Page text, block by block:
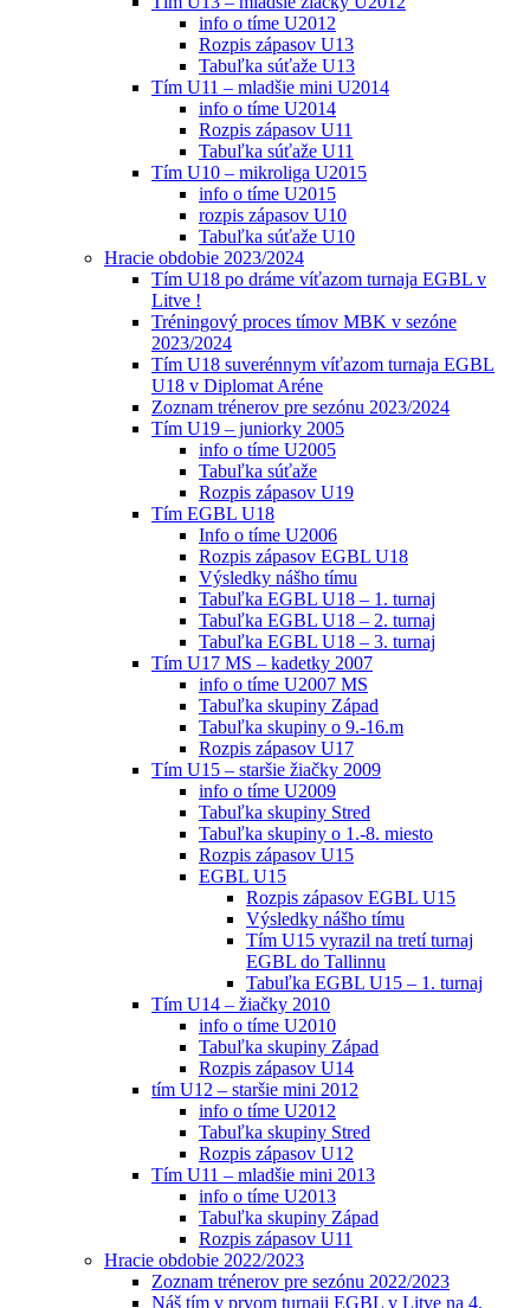
info o tíme U2012
Rozpis zápasov U13
Tabuľka súťaže U13
Tím U11 – mladšie mini U2014
info o tíme U2014
Rozpis zápasov U11
Tabuľka súťaže U11
Tím U10 – mikroliga U2015
info o tíme U2015
rozpis zápasov U10
Tabuľka súťaže U10
Hracie obdobie 2023/2024
Tím U18 po dráme víťazom turnaja EGBL v
Litve !
Tréningový proces tímov MBK v sezóne
2023/2024
Tím U18 suverénnym víťazom turnaja EGBL
U18 v Diplomat Aréne
Zoznam trénerov pre sezónu 2023/2024
Tím U19 – juniorky 2005
info o tíme U2005
Tabuľka súťaže
Rozpis zápasov U19
Tím EGBL U18
Info o tíme U2006
Rozpis zápasov EGBL U18
Výsledky nášho tímu
Tabuľka EGBL U18 – 1. turnaj
Tabuľka EGBL U18 – 2. turnaj
Tabuľka EGBL U18 – 3. turnaj
Tím U17 MS – kadetky 2007
info o tíme U2007 MS
Tabuľka skupiny Západ
Tabuľka skupiny o 9.-16.m
Rozpis zápasov U17
Tím U15 – staršie žiačky 2009
info o tíme U2009
Tabuľka skupiny Stred
Tabuľka skupiny o 1.-8. miesto
Rozpis zápasov U15
EGBL U15
Rozpis zápasov EGBL U15
Výsledky nášho tímu
Tím U15 vyrazil na tretí turnaj
EGBL do Tallinnu
Tabuľka EGBL U15 – 1. turnaj
Tím U14 – žiačky 2010
info o tíme U2010
Tabuľka skupiny Západ
Rozpis zápasov U14
tím U12 – staršie mini 2012
info o tíme U2012
Tabuľka skupiny Stred
Rozpis zápasov U12
Tím U11 – mladšie mini 2013
info o tíme U2013
Tabuľka skupiny Západ
Rozpis zápasov U11
Hracie obdobie 2022/2023
Zoznam trénerov pre sezónu 2022/2023
Náš tím v prvom turnaji EGBL v Litve na 4.